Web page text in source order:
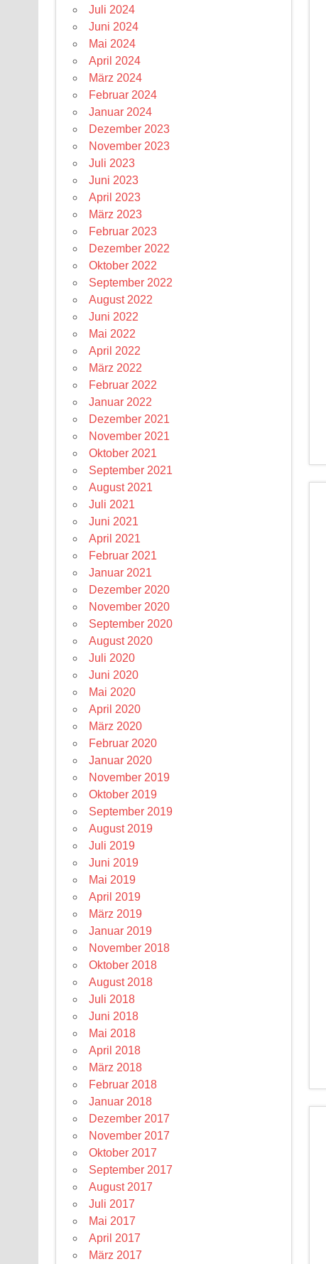
Juli 2024
Juni 2024
Mai 2024
April 2024
März 2024
Februar 2024
Januar 2024
Dezember 2023
November 2023
Juli 2023
Juni 2023
April 2023
März 2023
Februar 2023
Dezember 2022
Oktober 2022
September 2022
August 2022
Juni 2022
Mai 2022
April 2022
März 2022
Februar 2022
Januar 2022
Dezember 2021
November 2021
Oktober 2021
September 2021
August 2021
Juli 2021
Juni 2021
April 2021
Februar 2021
Januar 2021
Dezember 2020
November 2020
September 2020
August 2020
Juli 2020
Juni 2020
Mai 2020
April 2020
März 2020
Februar 2020
Januar 2020
November 2019
Oktober 2019
September 2019
August 2019
Juli 2019
Juni 2019
Mai 2019
April 2019
März 2019
Januar 2019
November 2018
Oktober 2018
August 2018
Juli 2018
Juni 2018
Mai 2018
April 2018
März 2018
Februar 2018
Januar 2018
Dezember 2017
November 2017
Oktober 2017
September 2017
August 2017
Juli 2017
Mai 2017
April 2017
März 2017